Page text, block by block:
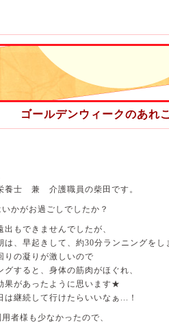
話がはずんでいましたが、
デザートを目の前にすると
お口の中に運ばれていきました(笑)
方も、フレンチトーストをペロリと召
を食べるときの表情はやわらかく、
と言いながら、皆完食しておりました
普段なかなか行けないところに行くこと
と自体がリハビリとなります。
ゴールデンウィークのあれ
養士 兼 介護職員の柴田です。
かがお過ごしでしたか？
出もできませんでしたが、
は、早起きして、約30分ランニングをし
りの凝りが激しいので
グすると、身体の筋肉がほぐれ、
果があったように思います★
は継続して行けたらいいなぁ...！
者様も少なかったので、